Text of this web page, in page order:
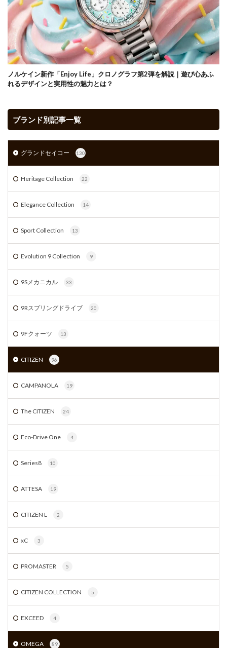
ノルケイン新作「Enjoy Life」クロノグラフ第2弾を解説｜遊び心あふ
れるデザインと実用性の魅力とは？
ブランド別記事一覧
グランドセイコー 130
Heritage Collection 22
Elegance Collection 14
Sport Collection 13
Evolution 9 Collection 9
9Sメカニカル 33
9Rスプリングドライブ 20
9Fクォーツ 13
CITIZEN 96
CAMPANOLA 19
The CITIZEN 24
Eco-Drive One 4
Series8 10
ATTESA 19
CITIZEN L 2
xC 3
PROMASTER 5
CITIZEN COLLECTION 5
EXCEED 4
OMEGA 89